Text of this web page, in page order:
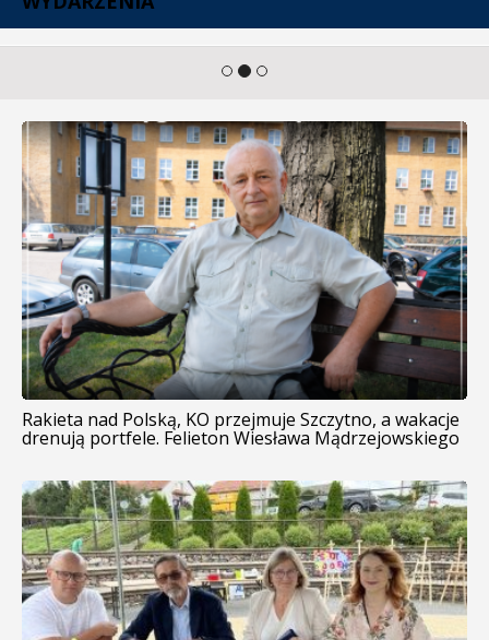
Rakieta nad Polską, KO przejmuje Szczytno, a wakacje
drenują portfele. Felieton Wiesława Mądrzejowskiego